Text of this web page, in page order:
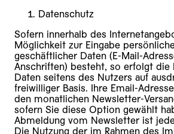
Datenschutz
Sofern innerhalb des
Möglichkeit zur Eingabe
geschäftlicher Daten (E-Mail-
Anschriften) besteht, so erfolgt die
Daten seitens des Nutzers auf
freiwilliger Basis. Ihre Email-
den monatlichen Newsletter-
sofern Sie diese Option gewählt
Abmeldung vom Newsletter ist
Die Nutzung der im Rahmen des